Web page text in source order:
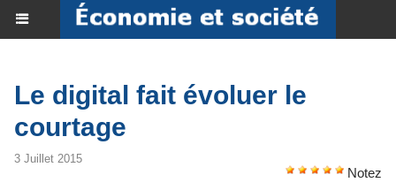
​Le digital fait évoluer le
courtage
3 Juillet 2015
Notez